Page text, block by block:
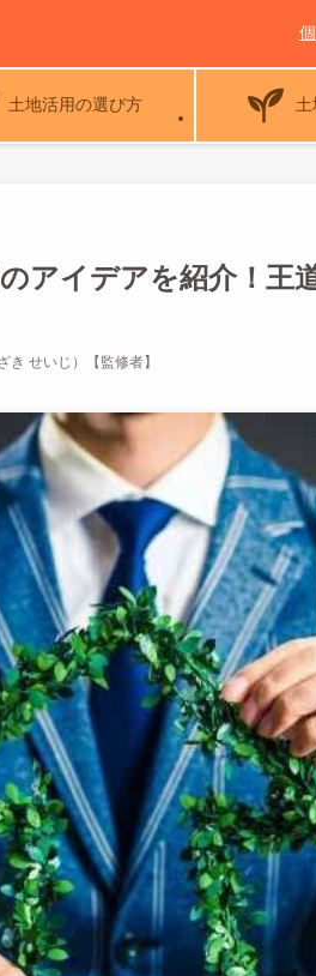
土地活用の選び方 土
アイデアを紹介！王
き せいじ）【監修者】